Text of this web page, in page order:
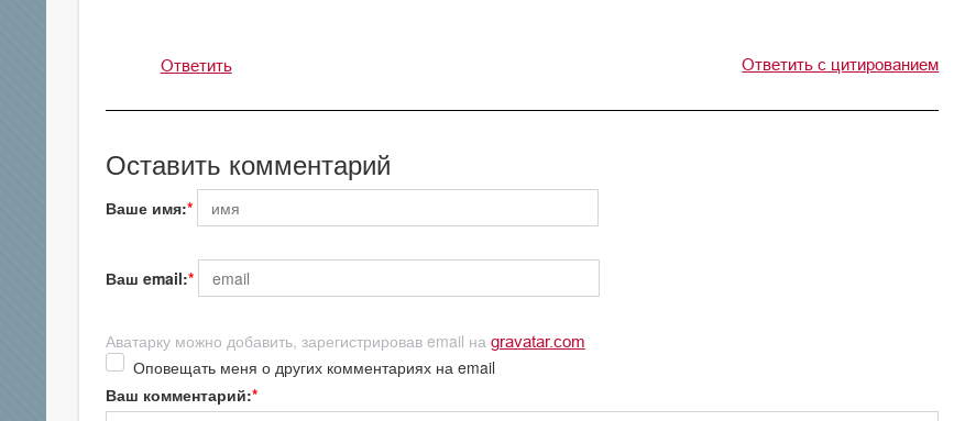
Ответить Ответить с цитированием
Оставить комментарий
Ваше имя:
Ваш email:
Аватарку можно добавить, зарегистрировав email на gravatar.com
Оповещать меня о других комментариях на email
Ваш комментарий: